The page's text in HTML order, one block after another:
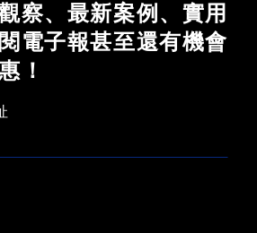
察、最新案例、實用
電子報甚至還有機會
！